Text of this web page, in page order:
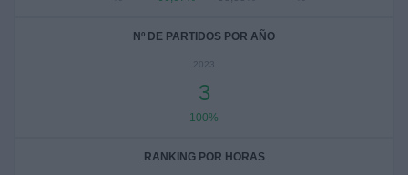
Nº DE PARTIDOS POR AÑO
2023
3
100%
RANKING POR HORAS